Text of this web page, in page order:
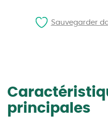
principales
Sauvegarder